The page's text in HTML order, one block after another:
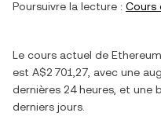
Poursuivre la lecture : Cours
Le cours actuel de Ethereum
est A$2 701,27 , avec une
dernières 24 heures, et une
derniers jours.